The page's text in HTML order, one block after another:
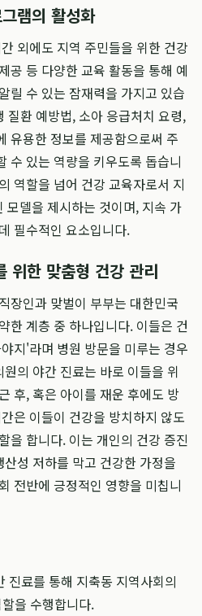
램의 활성화
외에도 지역 주민들을 위한 건강
공 등 다양한 교육 활동을 통해 예
릴 수 있는 잠재력을 가지고 있습
질환 예방법, 소아 응급처치 요령,
유용한 정보를 제공함으로써 주
수 있는 역량을 키우도록 돕습니
역할을 넘어 건강 교육자로서 지
모델을 제시하는 것이며, 지속 가
필수적인 요소입니다.
위한 맞춤형 건강 관리
장인과 맞벌이 부부는 대한민국
한 계층 중 하나입니다. 이들은 건
지'라며 병원 방문을 미루는 경우
의 야간 진료는 바로 이들을 위
후, 혹은 아이를 재운 후에도 방
은 이들이 건강을 방치하지 않도
을 합니다. 이는 개인의 건강 증진
성 저하를 막고 건강한 가정을
전반에 긍정적인 영향을 미칩니
진료를 통해 지축동 지역사회의
을 수행합니다.